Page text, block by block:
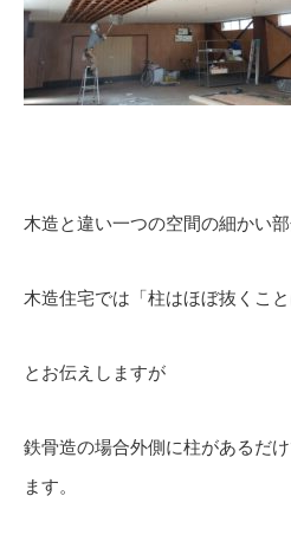
木造と違い一つの空間の細かい
木造住宅では「柱はほぼ抜くこと
とお伝えしますが
鉄骨造の場合外側に柱があるだ
ます。